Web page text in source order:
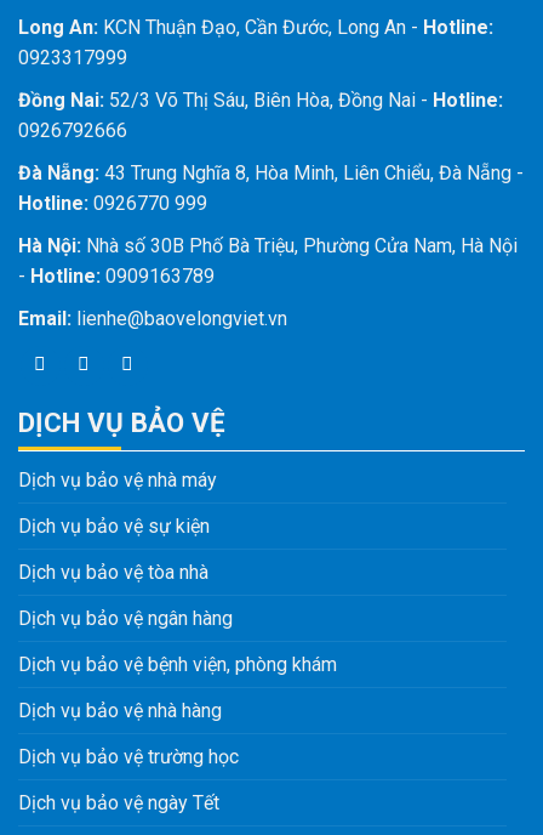
Long An: KCN Thuận Đạo, Cần Đước, Long An - Hotline:
0923317999
Đồng Nai: 52/3 Võ Thị Sáu, Biên Hòa, Đồng Nai - Hotline:
0926792666
Đà Nẵng: 43 Trung Nghĩa 8, Hòa Minh, Liên Chiểu, Đà Nẵng -
Hotline: 0926770 999
Hà Nội: Nhà số 30B Phố Bà Triệu, Phường Cửa Nam, Hà Nội
- Hotline: 0909163789
Email: lienhe@baovelongviet.vn
DỊCH VỤ BẢO VỆ
Dịch vụ bảo vệ nhà máy
Dịch vụ bảo vệ sự kiện
Dịch vụ bảo vệ tòa nhà
Dịch vụ bảo vệ ngân hàng
Dịch vụ bảo vệ bệnh viện, phòng khám
Dịch vụ bảo vệ nhà hàng
Dịch vụ bảo vệ trường học
Dịch vụ bảo vệ ngày Tết